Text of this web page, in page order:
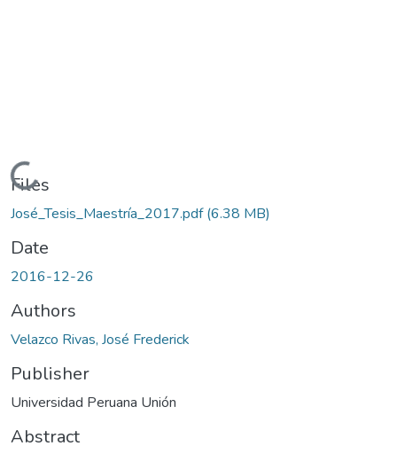
Loading...
Files
José_Tesis_Maestría_2017.pdf(6.38 MB)
Date
2016-12-26
Authors
Velazco Rivas, José Frederick
Publisher
Universidad Peruana Unión
Abstract